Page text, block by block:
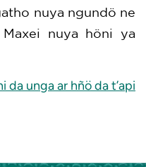
nuya ngundö ne
nuya höni ya
da unga ar hñö da t’api